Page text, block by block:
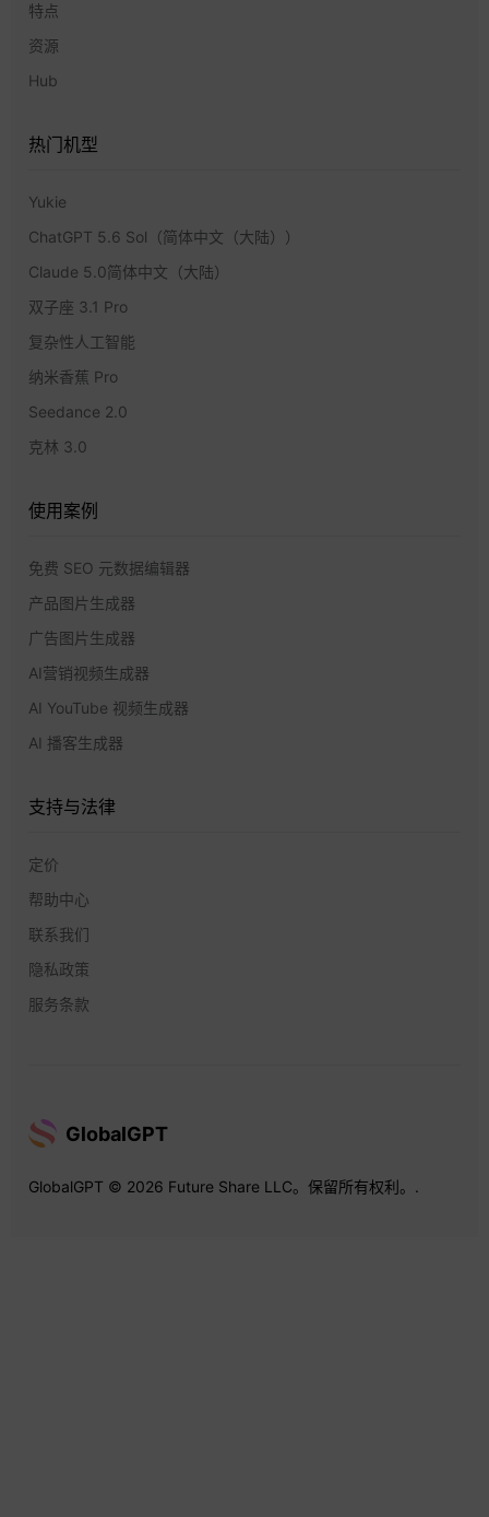
特点
资源
Hub
热门机型
Yukie
ChatGPT 5.6 Sol（简体中文（大陆））
Claude 5.0简体中文（大陆）
双子座 3.1 Pro
复杂性人工智能
纳米香蕉 Pro
Seedance 2.0
克林 3.0
使用案例
免费 SEO 元数据编辑器
产品图片生成器
广告图片生成器
AI营销视频生成器
AI YouTube 视频生成器
AI 播客生成器
支持与法律
定价
帮助中心
联系我们
隐私政策
服务条款
GlobalGPT
GlobalGPT © 2026 Future Share LLC。保留所有权利。.